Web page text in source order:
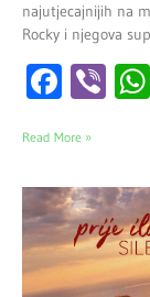
najutjecajnijih na
Rocky i njegova
Read More »